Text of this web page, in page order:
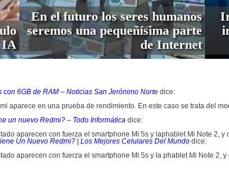
IA
En el futuro los seres humanos
seremos una pequeñísima parte
de Internet
6GB de RAM – Noticias San Jerónimo Norte dice:
aparece en una prueba de rendimiento. En este caso se trata del
un nuevo Redmi? – Todo Informática dice:
aparecen con fuerza el smartphone Mi 5s y laphablet Mi Note 2,
Un Nuevo Redmi? | Los Mejores Celulares Del Mundo dice:
aparecen con fuerza el smartphone Mi 5s y la phablet Mi Note 2,